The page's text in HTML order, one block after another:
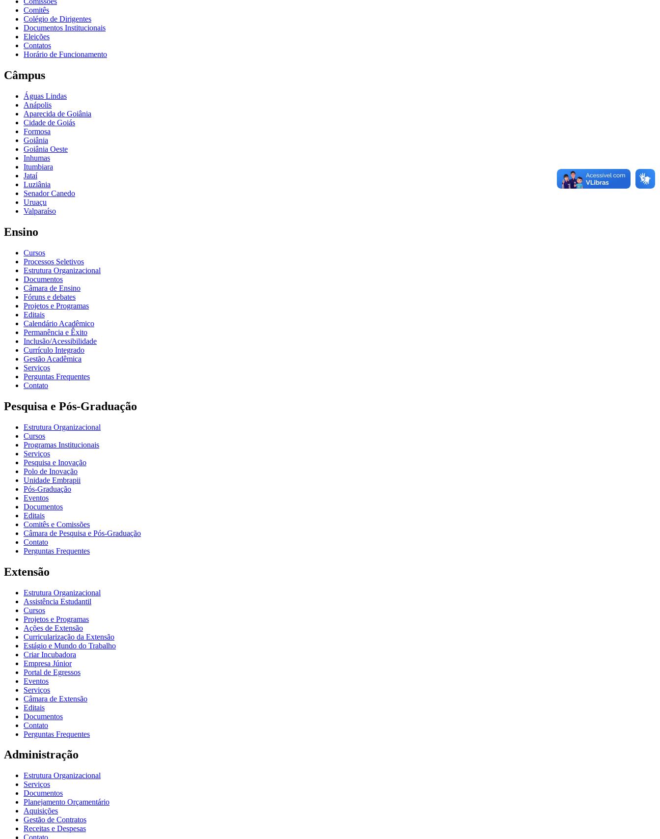
Comitês
Colégio de Dirigentes
Documentos Institucionais
Eleições
Contatos
Horário de Funcionamento
Câmpus
Águas Lindas
Anápolis
Aparecida de Goiânia
Cidade de Goiás
Formosa
Goiânia
Goiânia Oeste
Inhumas
Itumbiara
Jataí
Luziânia
Senador Canedo
Uruaçu
Valparaíso
Ensino
Cursos
Processos Seletivos
Estrutura Organizacional
Documentos
Câmara de Ensino
Fóruns e debates
Projetos e Programas
Editais
Calendário Acadêmico
Permanência e Êxito
Inclusão/Acessibilidade
Currículo Integrado
Gestão Acadêmica
Serviços
Perguntas Frequentes
Contato
Pesquisa e Pós-Graduação
Estrutura Organizacional
Cursos
Programas Institucionais
Serviços
Pesquisa e Inovação
Polo de Inovação
Unidade Embrapii
Pós-Graduação
Eventos
Documentos
Editais
Comitês e Comissões
Câmara de Pesquisa e Pós-Graduação
Contato
Perguntas Frequentes
Extensão
Estrutura Organizacional
Assistência Estudantil
Cursos
Projetos e Programas
Ações de Extensão
Curricularização da Extensão
Estágio e Mundo do Trabalho
Criar Incubadora
Empresa Júnior
Portal de Egressos
Eventos
Serviços
Câmara de Extensão
Editais
Documentos
Contato
Perguntas Frequentes
Administração
Estrutura Organizacional
Serviços
Documentos
Planejamento Orçamentário
Aquisições
Gestão de Contratos
Receitas e Despesas